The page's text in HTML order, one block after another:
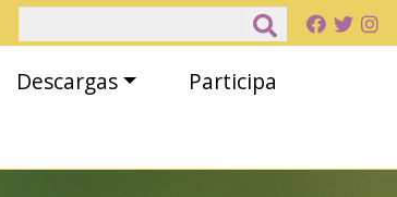
Descargas
Participa